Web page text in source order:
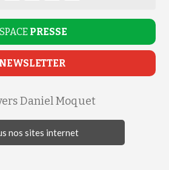
PRESSE
NEWSLETTER
Daniel Moquet
nos sites internet